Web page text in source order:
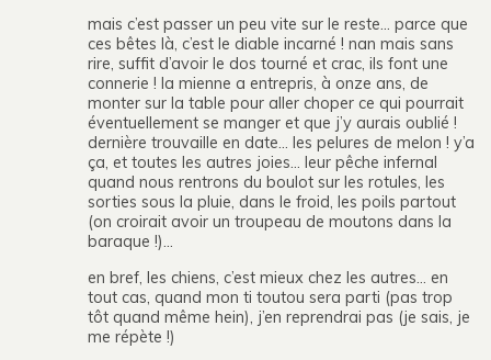
mais c’est passer un peu vite sur le reste… parce que
ces bêtes là, c’est le diable incarné ! nan mais sans
rire, suffit d’avoir le dos tourné et crac, ils font une
connerie ! la mienne a entrepris, à onze ans, de
monter sur la table pour aller choper ce qui pourrait
éventuellement se manger et que j’y aurais oublié !
dernière trouvaille en date… les pelures de melon ! y’a
ça, et toutes les autres joies… leur pêche infernal
quand nous rentrons du boulot sur les rotules, les
sorties sous la pluie, dans le froid, les poils partout
(on croirait avoir un troupeau de moutons dans la
baraque !)…
en bref, les chiens, c’est mieux chez les autres… en
tout cas, quand mon ti toutou sera parti (pas trop
tôt quand même hein), j’en reprendrai pas (je sais, je
me répète !)